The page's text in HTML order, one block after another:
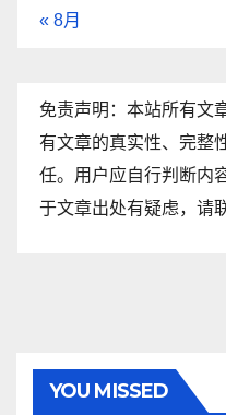
« 8月
免责声明：本站所有文
有文章的真实性、完整
任。用户应自行判断内
于文章出处有疑虑，请
YOU MISSED